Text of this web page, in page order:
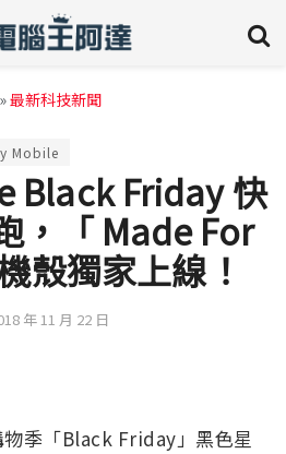
»最新科技新聞
Mobile
Black Friday 快
，「 Made For
殼獨家上線！
年 11 月 22 日
季「Black Friday」黑色星